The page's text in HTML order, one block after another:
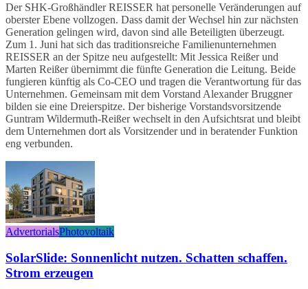
Der SHK-Großhändler REISSER hat personelle Veränderungen auf
oberster Ebene vollzogen. Dass damit der Wechsel hin zur nächsten
Generation gelingen wird, davon sind alle Beteiligten überzeugt.
Zum 1. Juni hat sich das traditionsreiche Familienunternehmen
REISSER an der Spitze neu aufgestellt: Mit Jessica Reißer und
Marten Reißer übernimmt die fünfte Generation die Leitung. Beide
fungieren künftig als Co-CEO und tragen die Verantwortung für das
Unternehmen. Gemeinsam mit dem Vorstand Alexander Bruggner
bilden sie eine Dreierspitze. Der bisherige Vorstandsvorsitzende
Guntram Wildermuth-Reißer wechselt in den Aufsichtsrat und bleibt
dem Unternehmen dort als Vorsitzender und in beratender Funktion
eng verbunden.
AdvertorialsPhotovoltaik
SolarSlide: Sonnenlicht nutzen. Schatten schaffen.
Strom erzeugen